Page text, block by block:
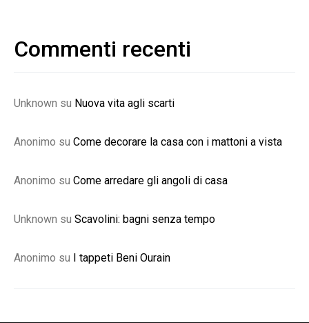
Commenti recenti
Unknown su Nuova vita agli scarti
Anonimo su Come decorare la casa con i mattoni a vista
Anonimo su Come arredare gli angoli di casa
Unknown su Scavolini: bagni senza tempo
Anonimo su I tappeti Beni Ourain